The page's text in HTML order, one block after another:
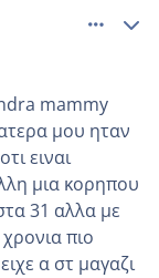
mammy
μου ηταν
ειναι
μια κορηπου
31 αλλα με
πιο
α στ μαγαζι